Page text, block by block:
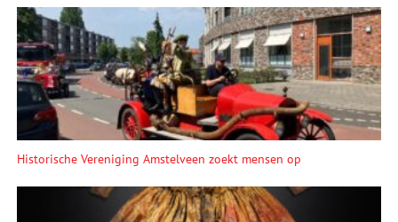
Historische Vereniging Amstelveen zoekt mensen op